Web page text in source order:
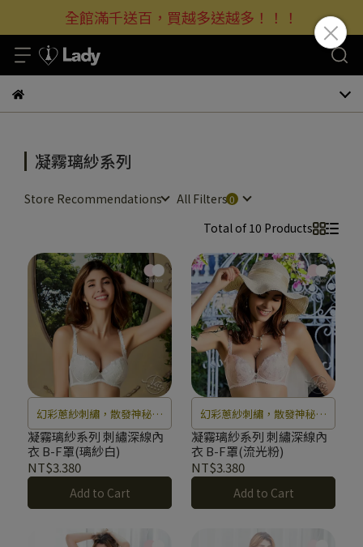
全館滿千送百，買越多送越多！！！
凝霧璃紗系列
Store Recommendations
All Filters
Total of 10 Products
幻彩蔥紗刺繡，散發神秘光
芒
凝霧璃紗系列 刺繡深線內
衣 B-F罩(璃紗白)
NT$3.380
Add to Cart
幻彩蔥紗刺繡，散發神秘光
芒
凝霧璃紗系列 刺繡深線內
衣 B-F罩(流光粉)
NT$3.380
Add to Cart